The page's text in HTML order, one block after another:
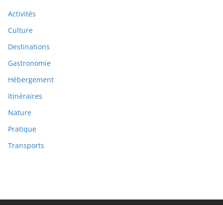
Activités
Culture
Destinations
Gastronomie
Hébergement
Itinéraires
Nature
Pratique
Transports